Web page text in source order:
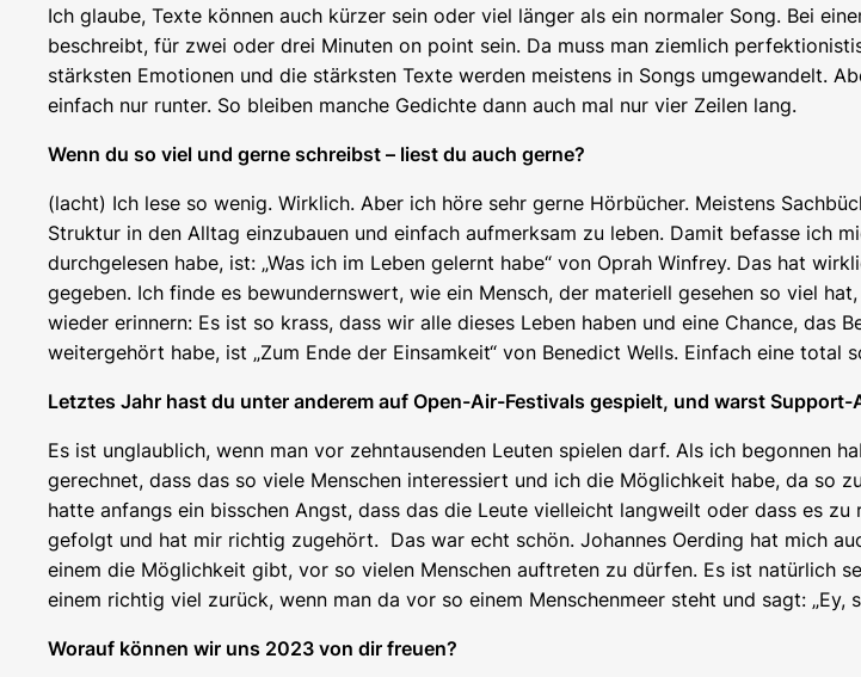
Ich glaube, Texte können auch kürzer sein oder viel länger als ein normaler Song. Bei
beschreibt, für zwei oder drei Minuten on point sein. Da muss man ziemlich
stärksten Emotionen und die stärksten Texte werden meistens in Songs umgewandelt.
einfach nur runter. So bleiben manche Gedichte dann auch mal nur vier Zeilen lang.
Wenn du so viel und gerne schreibst – liest du auch gerne?
(lacht) Ich lese so wenig. Wirklich. Aber ich höre sehr gerne Hörbücher. Meistens
Struktur in den Alltag einzubauen und einfach aufmerksam zu leben. Damit befasse ich
durchgelesen habe, ist: „Was ich im Leben gelernt habe“ von Oprah Winfrey. Das hat
gegeben. Ich finde es bewundernswert, wie ein Mensch, der materiell gesehen so viel
wieder erinnern: Es ist so krass, dass wir alle dieses Leben haben und eine Chance, das
weitergehört habe, ist „Zum Ende der Einsamkeit“ von Benedict Wells. Einfach eine total
Letztes Jahr hast du unter anderem auf Open-Air-Festivals gespielt, und warst
Es ist unglaublich, wenn man vor zehntausenden Leuten spielen darf. Als ich begonnen
gerechnet, dass das so viele Menschen interessiert und ich die Möglichkeit habe, da so
hatte anfangs ein bisschen Angst, dass das die Leute vielleicht langweilt oder dass es
gefolgt und hat mir richtig zugehört. Das war echt schön. Johannes Oerding hat mich
einem die Möglichkeit gibt, vor so vielen Menschen auftreten zu dürfen. Es ist natürlich
einem richtig viel zurück, wenn man da vor so einem Menschenmeer steht und sagt: „Ey,
Worauf können wir uns 2023 von dir freuen?